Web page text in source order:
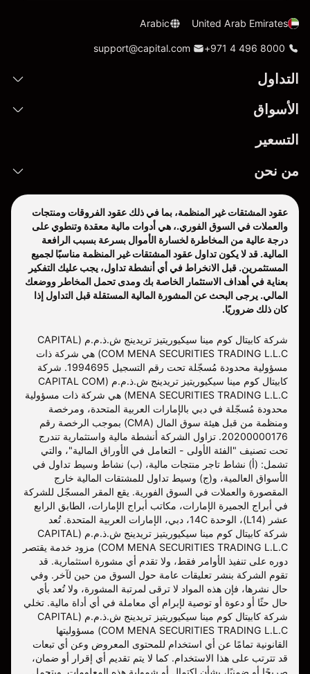
United Arab Emirates
Arabic
+971 4 496 8000
support@capital.com
التداول
الأسواق
التسعير
من نحن
عقود المشتقات غير المنظمة، بما في ذلك عقود الفروقات ومنتجات
والعملات في السوق الفوري.، هي أدوات مالية معقدة وتنطوي على
درجة عالية من المخاطرة لخسارة الأموال بسرعة بسبب الرافعة
المالية. قد لا يكون تداول عقود المشتقات غير المنظمة مناسبًا لجميع
المستثمرين. قبل الانخراط في أي أنشطة تداول، يجب عليك التفكير
بعناية في أهداف الاستثمار الخاصة بك ومدى تحمل المخاطر ووضعك
المالي. يرجى البحث عن المشورة المالية المستقلة قبل التداول إذا
كان ذلك ضروريًا.
شركة كابيتال كوم مينا سيكيوريتيز تريدينج ش.ذ.م.م (CAPITAL
COM MENA SECURITIES TRADING L.L.C) هي شركة ذات
مسؤولية محدودة مُسجّلة تحت رقم التسجيل 1994695. شركة
كابيتال كوم مينا سيكيوريتيز تريدينج ش.ذ.م.م (CAPITAL COM
MENA SECURITIES TRADING L.L.C) هي شركة ذات مسؤولية
محدودة مُسجّلة في دبي بالإمارات العربية المتحدة، ومرخصة
ومنظمة من قبل هيئة سوق المال (CMA) بموجب الرخصة رقم
20200000176. تزاول الشركة أنشطة مالية واستثمارية تندرج
تحت تصنيف "الفئة الأولى - التعامل في الأوراق المالية"، والتي
تشمل: (أ) نشاط تاجر منتجات مالية، (ب) نشاط وسيط تداول في
الأسواق العالمية، و(ج) وسيط تداول للمشتقات المالية خارج
المقصورة والعملات في السوق الفورية. يقع المقر المسجّل للشركة
في أبراج الجميرة الإمارات، مكاتب أبراج الإمارات، الطابق الرابع
عشر (L14)، الوحدة 14C، دبي، الإمارات العربية المتحدة. تُعد
شركة كابيتال كوم مينا سيكيوريتيز تريدينج ش.ذ.م.م (CAPITAL
COM MENA SECURITIES TRADING L.L.C) مزود خدمة يقتصر
دوره على تنفيذ الأوامر فقط، ولا تقدم أي مشورة استثمارية. قد
تقوم الشركة بنشر تعليقات عامة حول السوق من حين لآخر. وفي
حال نشرها، فإن هذه المواد لا ترقى لمرتبة المشورة، ولا تُعد بأي
حال حثًا أو دعوة أو توصية لإبرام أي معاملة في أي أداة مالية. تخلي
شركة كابيتال كوم مينا سيكيوريتيز تريدينج ش.ذ.م.م (CAPITAL
COM MENA SECURITIES TRADING L.L.C) مسؤوليتها
القانونية تمامًا عن أي استخدام للمحتوى المعروض وعن أي تبعات
قد تترتب على هذا الاستخدام. كما لا يتم تقديم أي إقرار أو ضمان،